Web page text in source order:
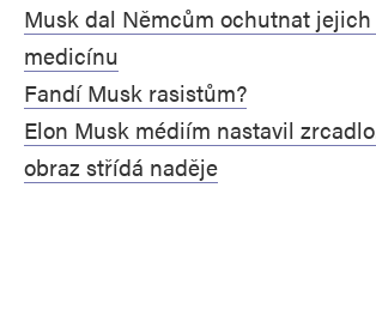
Musk dal Němcům ochutnat
medicínu
Fandí Musk rasistům?
Elon Musk médiím nastavil
obraz střídá naděje